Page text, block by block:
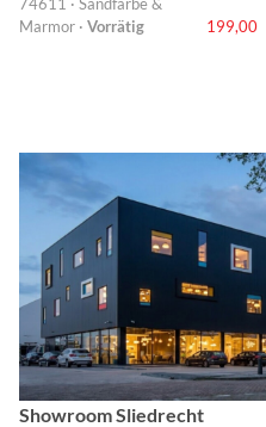
Marmor · Vorrätig 199,00
Showroom Sliedrecht